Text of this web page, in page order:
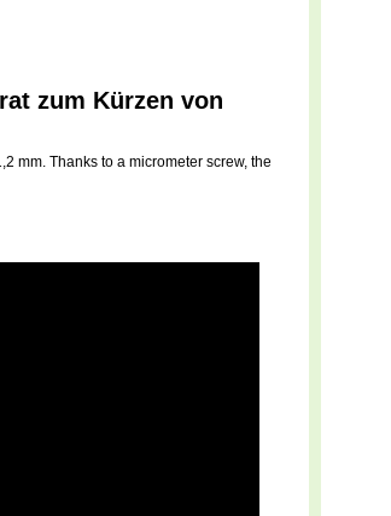
zum Kürzen von
mm. Thanks to a micrometer screw, the